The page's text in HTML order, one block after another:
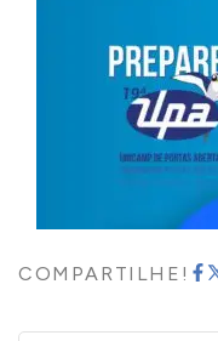
COMPARTILHE!